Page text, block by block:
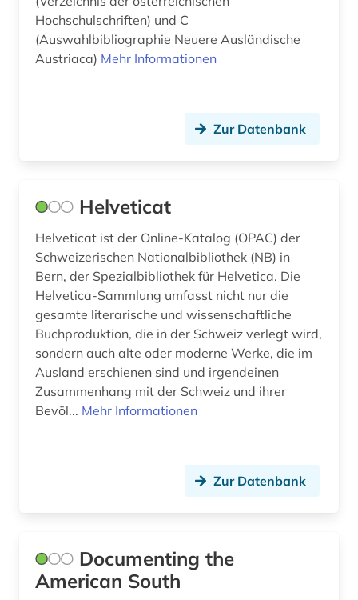
deutschland (27)
druckschriften (1)
druckwerk (28)
dänemark (2)
elektronische bibliothek (3)
elektronische publikation (1)
elektronisches buch (1)
england (3)
englisches sprachgebiet (6)
ennepe-ruhr-kreis (1)
fachdidaktik (6)
Polen (7)
Portugal (5)
Russland, Sowjetunion (13)
Sachsen-Anhalt (2)
Schleswig-Holstein (2)
Schweiz (14)
Serbien (8)
Suedamerika (11)
Suedasien (1)
Hochschulschriften) und C
(Auswahlbibliographie Neuere Ausländische
Austriaca) Mehr Informationen
Zur Datenbank
Helveticat
Helveticat ist der Online-Katalog (OPAC) der
Schweizerischen Nationalbibliothek (NB) in
Bern, der Spezialbibliothek für Helvetica. Die
Helvetica-Sammlung umfasst nicht nur die
gesamte literarische und wissenschaftliche
Buchproduktion, die in der Schweiz verlegt wird,
sondern auch alte oder moderne Werke, die im
Ausland erschienen sind und irgendeinen
Zusammenhang mit der Schweiz und ihrer
Bevöl... Mehr Informationen
Zur Datenbank
Documenting the
American South